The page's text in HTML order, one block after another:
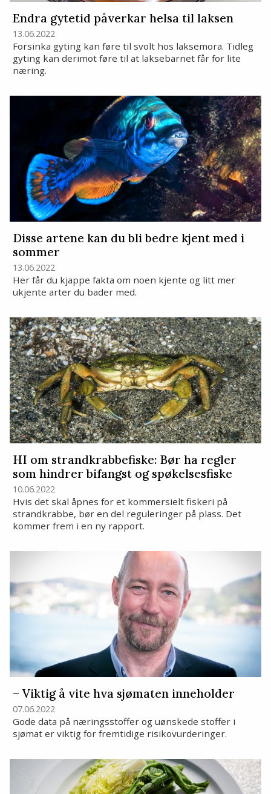
Endra gytetid påverkar helsa til laksen
13.06.2022
Forsinka gyting kan føre til svolt hos laksemora. Tidleg
gyting kan derimot føre til at laksebarnet får for lite
næring.
Disse artene kan du bli bedre kjent med i
sommer
13.06.2022
Her får du kjappe fakta om noen kjente og litt mer
ukjente arter du bader med.
HI om strandkrabbefiske: Bør ha regler
som hindrer bifangst og spøkelsesfiske
10.06.2022
Hvis det skal åpnes for et kommersielt fiskeri på
strandkrabbe, bør en del reguleringer på plass. Det
kommer frem i en ny rapport.
– Viktig å vite hva sjømaten inneholder
07.06.2022
Gode data på næringsstoffer og uønskede stoffer i
sjømat er viktig for fremtidige risikovurderinger.